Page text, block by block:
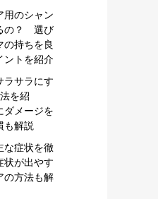
用のシャン
の？ 選び
の持ちを良
ントを紹介
ラサラにす
を紹
メージを
も解説
な症状を徹
状が出やす
の方法も解